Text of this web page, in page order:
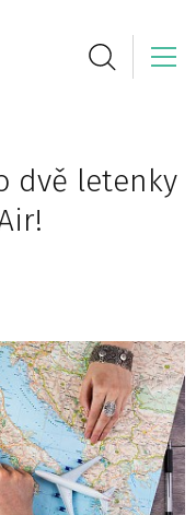
dvě letenky